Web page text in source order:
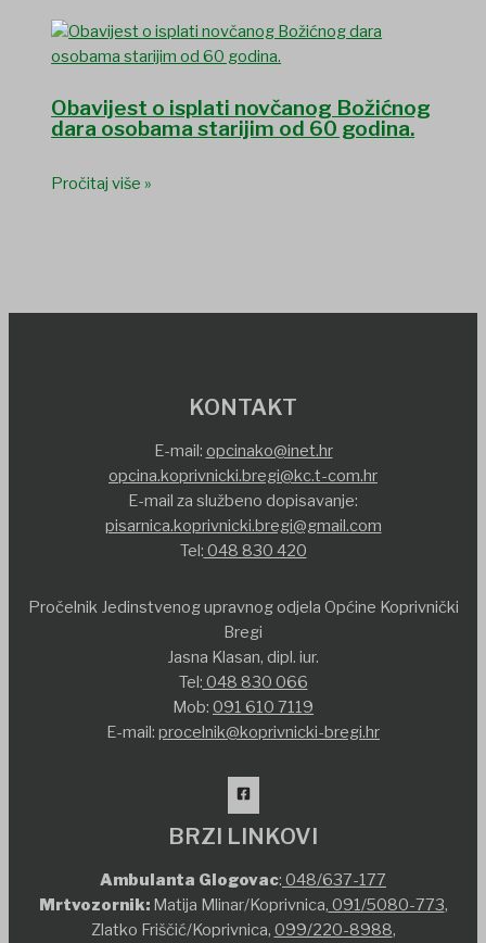
Obavijest o isplati novčanog Božićnog
dara osobama starijim od 60 godina.
Pročitaj više »
KONTAKT
E-mail: opcinako@inet.hr
opcina.koprivnicki.bregi@kc.t-com.hr
E-mail za službeno dopisavanje:
pisarnica.koprivnicki.bregi@gmail.com
Tel: 048 830 420
Pročelnik Jedinstvenog upravnog odjela Općine Koprivnički
Bregi
Jasna Klasan, dipl. iur.
Tel: 048 830 066
Mob: 091 610 7119
E-mail: procelnik@koprivnicki-bregi.hr
BRZI LINKOVI
Ambulanta Glogovac: 048/637-177
Mrtvozornik:Matija Mlinar/Koprivnica, 091/5080-773,
Zlatko Friščić/Koprivnica, 099/220-8988,